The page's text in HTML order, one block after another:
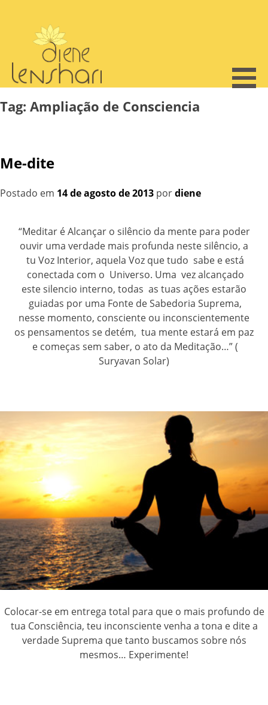
content
Tag: Ampliação de Consciencia
Me-dite
Postado em 14 de agosto de 2013 pordiene
“Meditar é Alcançar o silêncio da mente para poder
ouvir uma verdade mais profunda neste silêncio, a
tu Voz Interior, aquela Voz que tudo sabe e está
conectada com o Universo. Uma vez alcançado
este silencio interno, todas as tuas ações estarão
guiadas por uma Fonte de Sabedoria Suprema,
nesse momento, consciente ou inconscientemente
os pensamentos se detém, tua mente estará em paz
e começas sem saber, o ato da Meditação…” (
Suryavan Solar)
Colocar-se em entrega total para que o mais profundo de
tua Consciência, teu inconsciente venha a tona e dite a
verdade Suprema que tanto buscamos sobre nós
mesmos… Experimente!